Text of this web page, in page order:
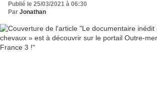
Publié le 25/03/2021 à 06:30
Par Jonathan